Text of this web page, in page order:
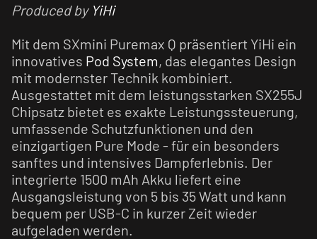
Produced by YiHi
Mit dem SXmini Puremax Q präsentiert YiHi ein
innovatives Pod System, das elegantes Design
mit modernster Technik kombiniert.
Ausgestattet mit dem leistungsstarken SX255J
Chipsatz bietet es exakte Leistungssteuerung,
umfassende Schutzfunktionen und den
einzigartigen Pure Mode - für ein besonders
sanftes und intensives Dampferlebnis. Der
integrierte 1500 mAh Akku liefert eine
Ausgangsleistung von 5 bis 35 Watt und kann
bequem per USB-C in kurzer Zeit wieder
aufgeladen werden.